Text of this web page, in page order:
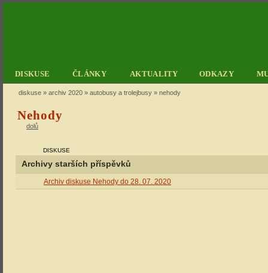
DISKUSE ČLÁNKY AKTUALITY ODKAZY
diskuse » archiv 2020 » autobusy a trolejbusy » nehody
Nehody
dolů
DISKUSE
Archivy starších příspěvků
Archiv diskuse Nehody do 28. 07. 2020